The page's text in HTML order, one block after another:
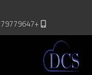
+201279779647